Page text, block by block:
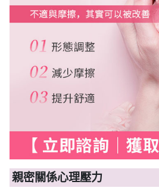
親密關係心理壓力